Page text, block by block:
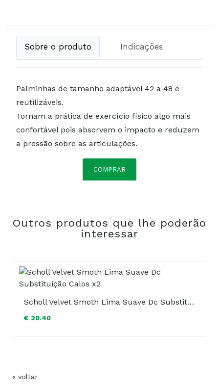
Sobre o produto Indicações
Palminhas de tamanho adaptável 42 a 48 e
reutilizáveis.
Tornam a prática de exercício físico algo mais
confortável pois absorvem o impacto e reduzem
a pressão sobre as articulações.
COMPRAR
Outros produtos que lhe poderão
interessar
Scholl Velvet Smoth Lima Suave Dc Substituição Calos x2
€ 20.40
« voltar